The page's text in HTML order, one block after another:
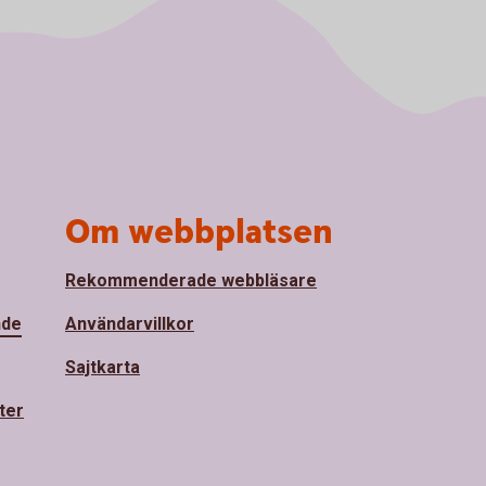
Om webbplatsen
Rekommenderade webbläsare
Användarvillkor
Sajtkarta